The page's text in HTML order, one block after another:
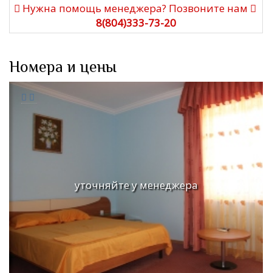
Нужна помощь менеджера? Позвоните нам
8(804)333-73-20
Номера и цены
уточняйте у менеджера